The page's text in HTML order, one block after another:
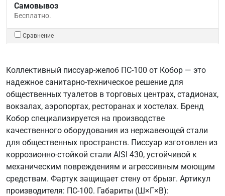
Самовывоз
Бесплатно.
Сравнение
Коллективный писсуар-желоб ПС-100 от Кобор — это
надежное санитарно-техническое решение для
общественных туалетов в торговых центрах, стадионах,
вокзалах, аэропортах, ресторанах и хостелах. Бренд
Кобор специализируется на производстве
качественного оборудования из нержавеющей стали
для общественных пространств. Писсуар изготовлен из
коррозионно-стойкой стали AISI 430, устойчивой к
механическим повреждениям и агрессивным моющим
средствам. Фартук защищает стену от брызг. Артикул
производителя: ПС-100. Габариты (Ш×Г×В):